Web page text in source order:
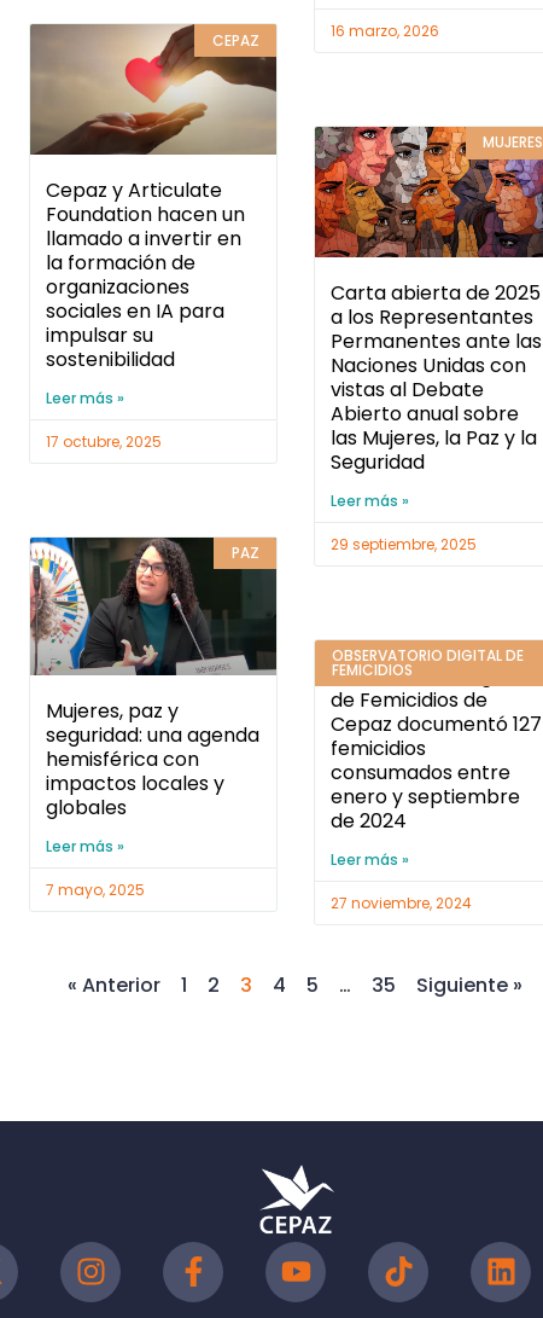
16 marzo, 2026
CEPAZ
Cepaz y Articulate
Foundation hacen un
llamado a invertir en
la formación de
organizaciones
sociales en IA para
impulsar su
sostenibilidad
Leer más »
17 octubre, 2025
MUJERES
Carta abierta de 2025
a los Representantes
Permanentes ante las
Naciones Unidas con
vistas al Debate
Abierto anual sobre
las Mujeres, la Paz y la
Seguridad
Leer más »
29 septiembre, 2025
PAZ
Mujeres, paz y
seguridad: una agenda
hemisférica con
impactos locales y
globales
Leer más »
7 mayo, 2025
OBSERVATORIO DIGITAL DE
FEMICIDIOS
Observatorio Digital
de Femicidios de
Cepaz documentó 127
femicidios
consumados entre
enero y septiembre
de 2024
Leer más »
27 noviembre, 2024
« Anterior 1 2 3 4 5 … 35 Siguiente »